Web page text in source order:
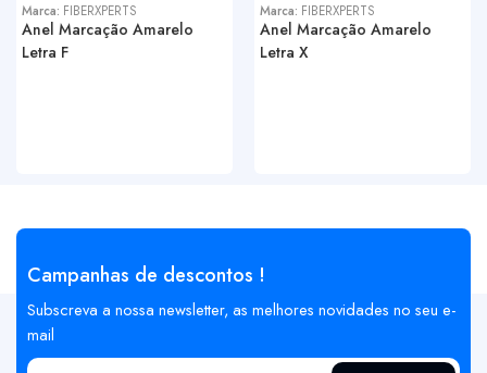
Marca: FIBERXPERTS
Anel Marcação Amarelo
Letra F
Marca: FIBERXPERTS
Anel Marcação Amarelo
Letra X
Campanhas de descontos !
Subscreva a nossa newsletter, as melhores novidades no seu e-
mail